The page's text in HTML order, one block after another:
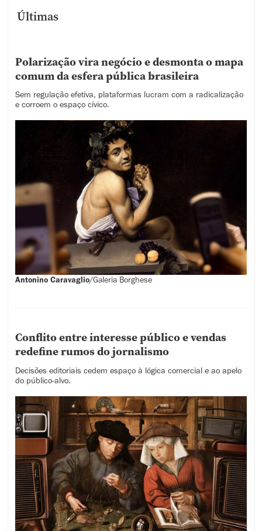
Últimas
Polarização vira negócio e desmonta o mapa
comum da esfera pública brasileira
Sem regulação efetiva, plataformas lucram com a radicalização
e corroem o espaço cívico.
Antonino Caravaglio/Galeria Borghese
Conflito entre interesse público e vendas
redefine rumos do jornalismo
Decisões editoriais cedem espaço à lógica comercial e ao apelo
do público-alvo.